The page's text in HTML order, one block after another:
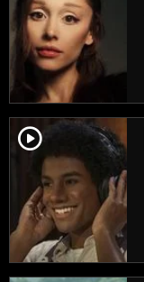
player2